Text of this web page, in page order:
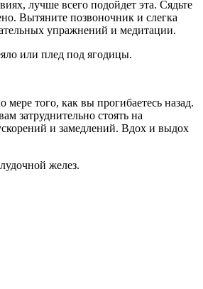
лучше всего подойдет эта. Сядьте
Вытяните позвоночник и слегка
упражнений и медитации.
или плед под ягодицы.
того, как вы прогибаетесь назад.
затруднительно стоять на
и замедлений. Вдох и выдох
желез.